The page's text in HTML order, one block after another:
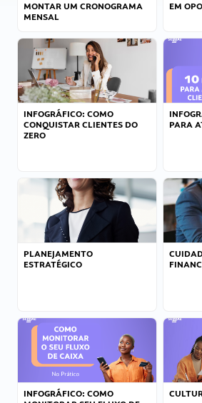
MONTAR UM CRONOGRAMA
MENSAL
EM
INFOGRÁFICO: COMO
CONQUISTAR CLIENTES DO
ZERO
PARA
PLANEJAMENTO
ESTRATÉGICO
INFOGRÁFICO: COMO